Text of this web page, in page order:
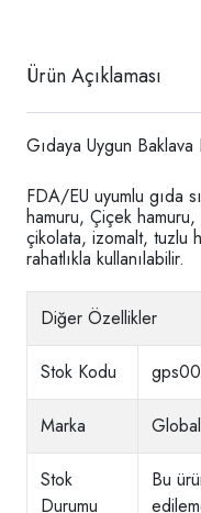
Ürün Açıklaması
Gıdaya Uygun
FDA/EU uyumlu gıda
hamuru, Çiçek
çikolata, izomalt, tuzlu
rahatlıkla kullanılabilir.
Diğer Özellikler
Stok Kodu
Marka
Stok
Durumu
Bu